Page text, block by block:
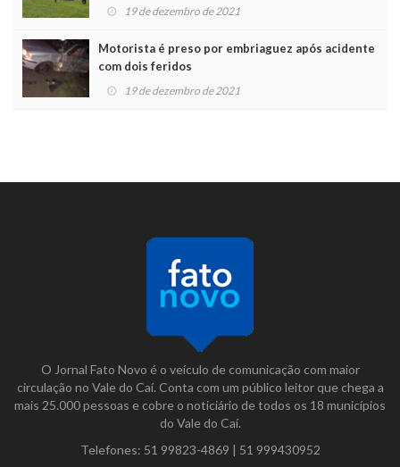
19 de dezembro de 2021
Motorista é preso por embriaguez após acidente
com dois feridos
19 de dezembro de 2021
O Jornal Fato Novo é o veículo de comunicação com maior
circulação no Vale do Caí. Conta com um público leitor que chega a
mais 25.000 pessoas e cobre o noticiário de todos os 18 municípios
do Vale do Caí.
Telefones: 51 99823-4869 | 51 999430952